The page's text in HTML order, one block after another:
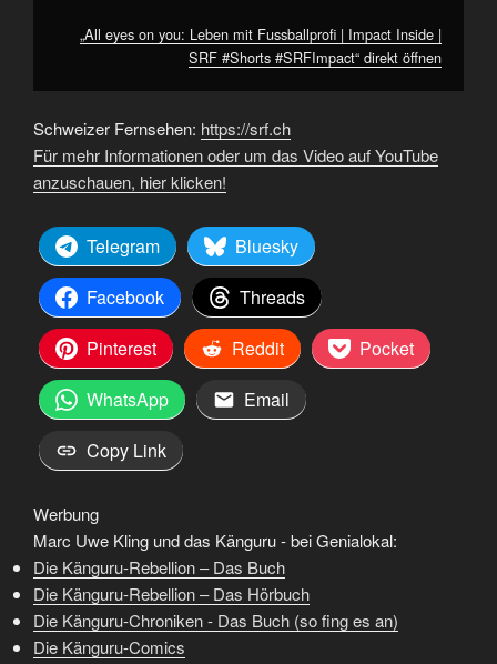
„All eyes on you: Leben mit Fussballprofi | Impact Inside |
SRF #Shorts #SRFImpact“ direkt öffnen
Schweizer Fernsehen: https://srf.ch
Für mehr Informationen oder um das Video auf YouTube
anzuschauen, hier klicken!
Telegram
Bluesky
Facebook
Threads
Pinterest
Reddit
Pocket
WhatsApp
Email
Copy Link
Werbung
Marc Uwe Kling und das Känguru - bei Genialokal:
Die Känguru-Rebellion – Das Buch
Die Känguru-Rebellion – Das Hörbuch
Die Känguru-Chroniken - Das Buch (so fing es an)
Die Känguru-Comics